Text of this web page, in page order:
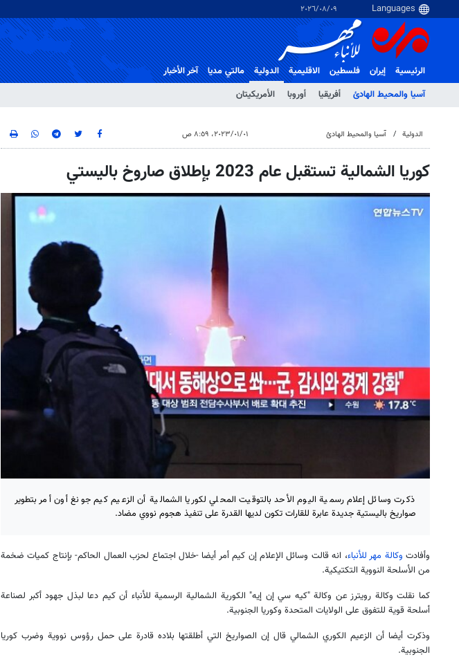
٠٩‏/٠٨‏/٢٠٢٦
الرئيسية إيران فلسطین الاقلیمیة
الدولية
آسيا والمحيط الهادئ
أفريقيا أوروبا الأمريكيتان
مالتي مدیا آخر الأخبار
الدولية آسيا والمحيط الهادئ ٠١‏/٠١‏/٢٠٢٣، ٨:٥٩ ص
كوريا الشمالية تستقبل عام 2023 بإطلاق صاروخ باليستي
ذكرت وسائل إعلام رسمية اليوم الأحد بالتوقيت المحلي لكوريا الشمالية أن الزعيم كيم جونغ أون أمر بتطوير
صواريخ باليستية جديدة عابرة للقارات تكون لديها القدرة على تنفيذ هجوم نووي مضاد.
وأفادت وكالة مهر للأنباء، انه قالت وسائل الإعلام إن كيم أمر أيضا -خلال اجتماع لحزب العمال الحاكم- بإنتاج كميات ضخمة
من الأسلحة النووية التكتيكية.
كما نقلت وكالة رويترز عن وكالة "كيه سي إن إيه" الكورية الشمالية الرسمية للأنباء أن كيم دعا لبذل جهود أكبر لصناعة
أسلحة قوية للتفوق على الولايات المتحدة وكوريا الجنوبية.
وذكرت أيضا أن الزعيم الكوري الشمالي قال إن الصواريخ التي أطلقتها بلاده قادرة على حمل رؤوس نووية وضرب كوريا
الجنوبية.